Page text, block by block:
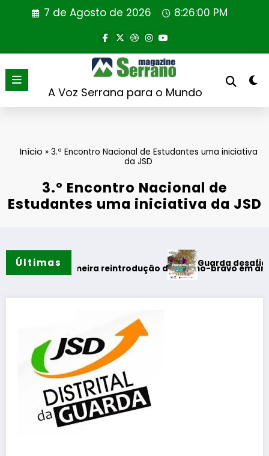
7 de Agosto de 2026 8:26:00 PM
A Voz Serrana para o Mundo
Início » 3.º Encontro Nacional de Estudantes uma iniciativa
da JSD
3.º Encontro Nacional de
Estudantes uma iniciativa da JSD
Últimas
primeira reintrodução de coelho-bravo em área
Guarda desafia